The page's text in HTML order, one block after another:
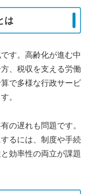
は
す。高齢化が進む中
、税収を支える労働
で多様な行政サービ
。
の遅れも問題です。
るには、制度や手続
効率性の両立が課題